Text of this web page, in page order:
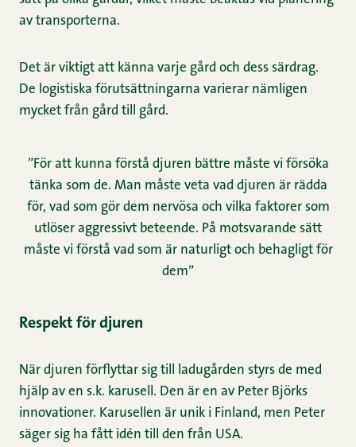
av transporterna.
Det är viktigt att känna varje gård och dess särdrag.
De logistiska förutsättningarna varierar nämligen
mycket från gård till gård.
”För att kunna förstå djuren bättre måste vi försöka
tänka som de. Man måste veta vad djuren är rädda
för, vad som gör dem nervösa och vilka faktorer som
utlöser aggressivt beteende. På motsvarande sätt
måste vi förstå vad som är naturligt och behagligt för
dem”
Respekt för djuren
När djuren förflyttar sig till ladugården styrs de med
hjälp av en s.k. karusell. Den är en av Peter Björks
innovationer. Karusellen är unik i Finland, men Peter
säger sig ha fått idén till den från USA.